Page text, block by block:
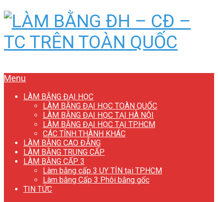
Menu
LÀM BẰNG ĐẠI HỌC
LÀM BẰNG ĐẠI HỌC TOÀN QUỐC
LÀM BẰNG ĐẠI HỌC TẠI HÀ NỘI
LÀM BẰNG ĐẠI HỌC TẠI TP.HCM
CÁC TỈNH THÀNH KHÁC
LÀM BẰNG CAO ĐẲNG
LÀM BẰNG TRUNG CẤP
LÀM BẰNG CẤP 3
Làm bằng cấp 3 UY TÍN tại TP.HCM
Làm bằng Cấp 3 Phôi bằng gốc
TIN TỨC